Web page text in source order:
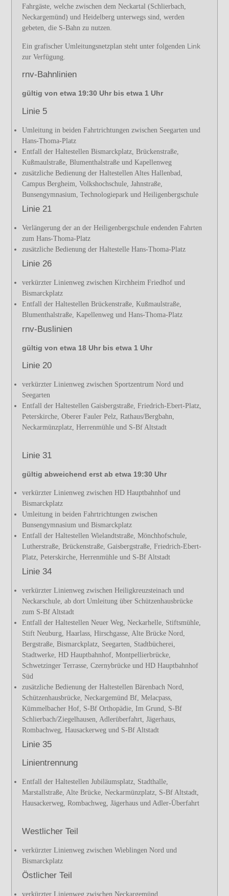
Fahrgäste, welche zwischen dem Neckartal (Schlierbach,
Neckargemünd) und Heidelberg unterwegs sind, werden
gebeten, die S-Bahn zu nutzen.
Ein grafischer Umleitungsnetzplan steht unter folgenden Link
zur Verfügung.
rnv-Bahnlinien
gültig von etwa 19:30 Uhr bis etwa 1 Uhr
Linie 5
Umleitung in beiden Fahrtrichtungen zwischen Seegarten und
Hans-Thoma-Platz
Entfall der Haltestellen Bismarckplatz, Brückenstraße,
Kußmaulstraße, Blumenthalstraße und Kapellenweg
zusätzliche Bedienung der Haltestellen Altes Hallenbad,
Campus Bergheim, Volkshochschule, Jahnstraße,
Bunsengymnasium, Technologiepark und Heiligenbergschule
Linie 21
Verlängerung der an der Heiligenbergschule endenden Fahrten
zum Hans-Thoma-Platz
zusätzliche Bedienung der Haltestelle Hans-Thoma-Platz
Linie 26
verkürzter Linienweg zwischen Kirchheim Friedhof und
Bismarckplatz
Entfall der Haltestellen Brückenstraße, Kußmaulstraße,
Blumenthalstraße, Kapellenweg und Hans-Thoma-Platz
rnv-Buslinien
gültig von etwa 18 Uhr bis etwa 1 Uhr
Linie 20
verkürzter Linienweg zwischen Sportzentrum Nord und
Seegarten
Entfall der Haltestellen Gaisbergstraße, Friedrich-Ebert-Platz,
Peterskirche, Oberer Fauler Pelz, Rathaus/Bergbahn,
Neckarmünzplatz, Herrenmühle und S-Bf Altstadt
Linie 31
gültig abweichend erst ab etwa 19:30 Uhr
verkürzter Linienweg zwischen HD Hauptbahnhof und
Bismarckplatz
Umleitung in beiden Fahrtrichtungen zwischen
Bunsengymnasium und Bismarckplatz
Entfall der Haltestellen Wielandtstraße, Mönchhofschule,
Lutherstraße, Brückenstraße, Gaisbergstraße, Friedrich-Ebert-
Platz, Peterskirche, Herrenmühle und S-Bf Altstadt
Linie 34
verkürzter Linienweg zwischen Heiligkreuzsteinach und
Neckarschule, ab dort Umleitung über Schützenhausbrücke
zum S-Bf Altstadt
Entfall der Haltestellen Neuer Weg, Neckarhelle, Stiftsmühle,
Stift Neuburg, Haarlass, Hirschgasse, Alte Brücke Nord,
Bergstraße, Bismarckplatz, Seegarten, Stadtbücherei,
Stadtwerke, HD Hauptbahnhof, Montpellierbrücke,
Schwetzinger Terrasse, Czernybrücke und HD Hauptbahnhof
Süd
zusätzliche Bedienung der Haltestellen Bärenbach Nord,
Schützenhausbrücke, Neckargemünd Bf, Melacpass,
Kümmelbacher Hof, S-Bf Orthopädie, Im Grund, S-Bf
Schlierbach/Ziegelhausen, Adlerüberfahrt, Jägerhaus,
Rombachweg, Hausackerweg und S-Bf Altstadt
Linie 35
Linientrennung
Entfall der Haltestellen Jubiläumsplatz, Stadthalle,
Marstallstraße, Alte Brücke, Neckarmünzplatz, S-Bf Altstadt,
Hausackerweg, Rombachweg, Jägerhaus und Adler-Überfahrt
Westlicher Teil
verkürzter Linienweg zwischen Wieblingen Nord und
Bismarckplatz
Östlicher Teil
verkürzter Linienweg zwischen Neckargemünd